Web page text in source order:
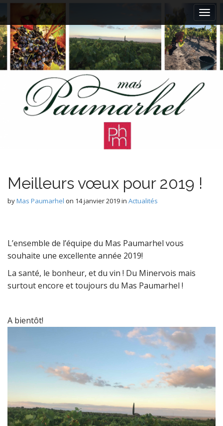
a
i
n
m
e
k
i
p
t
o
c
Meilleurs vœux pour 2019 !
byMas Paumarhel on 14 janvier 2019in Actualités
L’ensemble de l’équipe du Mas Paumarhel vous
souhaite une excellente année 2019!
La santé, le bonheur, et du vin ! Du Minervois mais
surtout encore et toujours du Mas Paumarhel !
A bientôt!